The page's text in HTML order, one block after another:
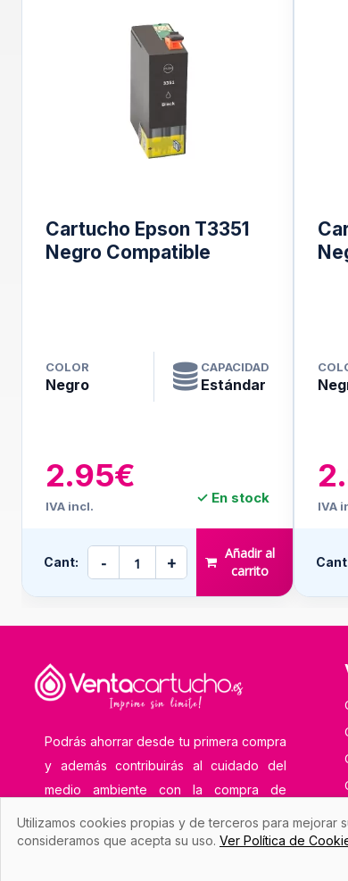
Cartucho Epson T3351
Negro Compatible
COLOR
Negro
CAPACIDAD
Estándar
2.95€
IVA incl. ✓ En stock
Cant: - +
Añadir al
carrito
IVA
Podrás ahorrar desde tu primera compra
y además contribuirás al cuidado del
medio ambiente con la compra de
remanufacturados.
Utilizamos cookies propias y de terceros para mejorar
consideramos que acepta su uso. Ver Política de